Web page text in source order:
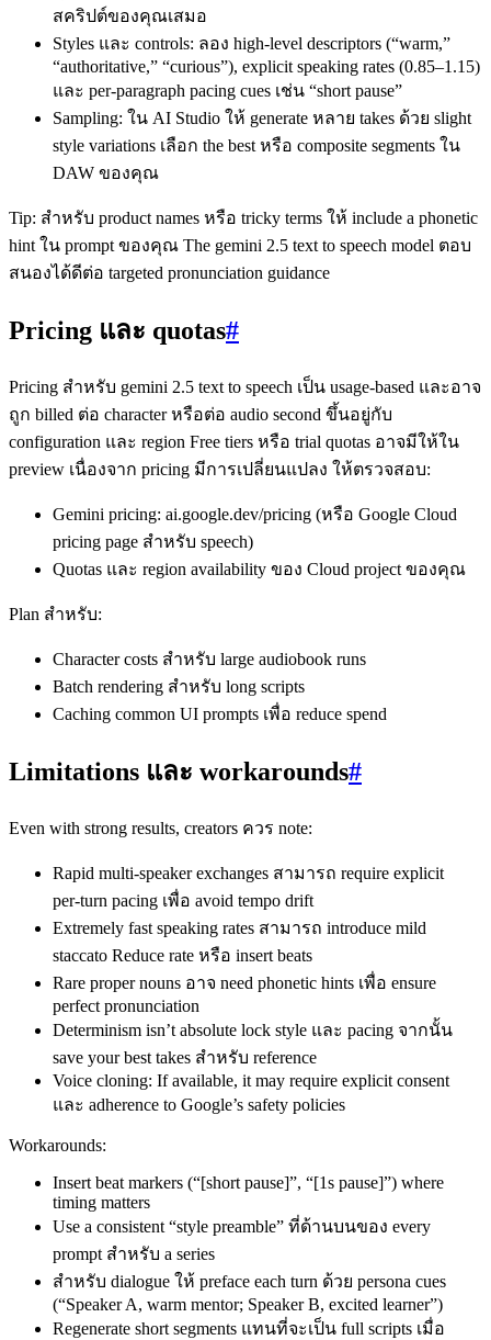
สคริปต์ของคุณเสมอ
Styles และ controls: ลอง high‑level descriptors (“warm,”
“authoritative,” “curious”), explicit speaking rates (0.85–1.15)
และ per‑paragraph pacing cues เช่น “short pause”
Sampling: ใน AI Studio ให้ generate หลาย takes ด้วย slight
style variations เลือก the best หรือ composite segments ใน
DAW ของคุณ
Tip: สำหรับ product names หรือ tricky terms ให้ include a phonetic
hint ใน prompt ของคุณ The gemini 2.5 text to speech model ตอบ
สนองได้ดีต่อ targeted pronunciation guidance
Pricing และ quotas#
Pricing สำหรับ gemini 2.5 text to speech เป็น usage‑based และอาจ
ถูก billed ต่อ character หรือต่อ audio second ขึ้นอยู่กับ
configuration และ region Free tiers หรือ trial quotas อาจมีให้ใน
preview เนื่องจาก pricing มีการเปลี่ยนแปลง ให้ตรวจสอบ:
Gemini pricing: ai.google.dev/pricing (หรือ Google Cloud
pricing page สำหรับ speech)
Quotas และ region availability ของ Cloud project ของคุณ
Plan สำหรับ:
Character costs สำหรับ large audiobook runs
Batch rendering สำหรับ long scripts
Caching common UI prompts เพื่อ reduce spend
Limitations และ workarounds#
Even with strong results, creators ควร note:
Rapid multi‑speaker exchanges สามารถ require explicit
per‑turn pacing เพื่อ avoid tempo drift
Extremely fast speaking rates สามารถ introduce mild
staccato Reduce rate หรือ insert beats
Rare proper nouns อาจ need phonetic hints เพื่อ ensure
perfect pronunciation
Determinism isn’t absolute lock style และ pacing จากนั้น
save your best takes สำหรับ reference
Voice cloning: If available, it may require explicit consent
และ adherence to Google’s safety policies
Workarounds:
Insert beat markers (“[short pause]”, “[1s pause]”) where
timing matters
Use a consistent “style preamble” ที่ด้านบนของ every
prompt สำหรับ a series
สำหรับ dialogue ให้ preface each turn ด้วย persona cues
(“Speaker A, warm mentor; Speaker B, excited learner”)
Regenerate short segments แทนที่จะเป็น full scripts เมื่อ